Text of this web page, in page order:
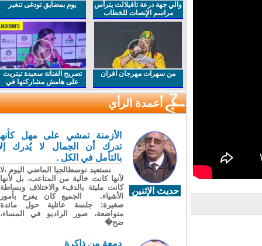
والي جهة درعة تافيلالت يترأس
مراسم الإنصات للخطاب
الملكي السامي بمناسبة
يوم بمضايق تودغى تنغير
من سهرات مهرجان افران
تصريح الفنانة سعيدة تيتريت
على هامش مشاركتها في
مهرجان افران
أعمدة الرأي
حديث الإثنين
الأزمنة تمشي على مهل كأنها
تدرك أن الجمال لا يُدرك إلا
بالتأمل في الكل .
نستعيد نوسطالجيا الماضي اليوم ،لا
لأنها كانت خالية من المتاعب، بل لأنها
كانت مليئة بالدفء والاختلاف وبساطة
الأشياء. الجميع كان يفرح بأمور
صغيرة: جلسة عائلية حول مائدة
متواضعة، صور الراديو في المساء،
ضح�
دمعة من ذاكرة